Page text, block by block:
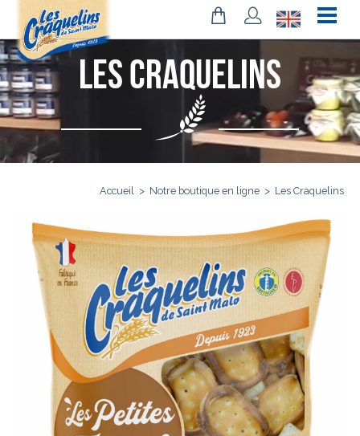
Les Craquelins
Accueil > Notre boutique en ligne > Les Craquelins